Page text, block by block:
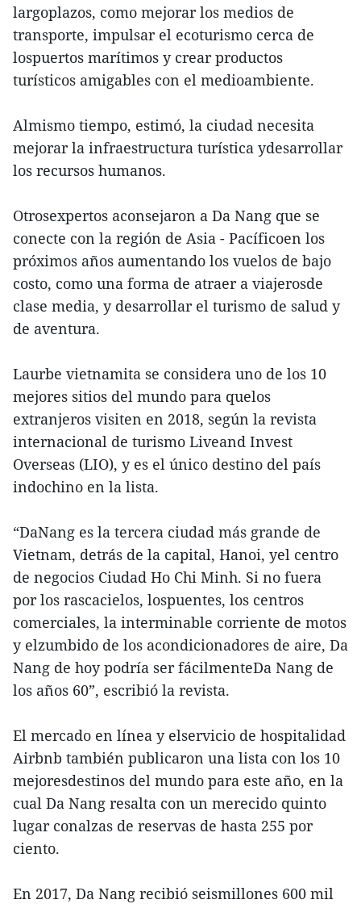
largoplazos, como mejorar los medios de
transporte, impulsar el ecoturismo cerca de
lospuertos marítimos y crear productos
turísticos amigables con el medioambiente.
Almismo tiempo, estimó, la ciudad necesita
mejorar la infraestructura turística ydesarrollar
los recursos humanos.
Otrosexpertos aconsejaron a Da Nang que se
conecte con la región de Asia - Pacíficoen los
próximos años aumentando los vuelos de bajo
costo, como una forma de atraer a viajerosde
clase media, y desarrollar el turismo de salud y
de aventura.
Laurbe vietnamita se considera uno de los 10
mejores sitios del mundo para quelos
extranjeros visiten en 2018, según la revista
internacional de turismo Liveand Invest
Overseas (LIO), y es el único destino del país
indochino en la lista.
“DaNang es la tercera ciudad más grande de
Vietnam, detrás de la capital, Hanoi, yel centro
de negocios Ciudad Ho Chi Minh. Si no fuera
por los rascacielos, lospuentes, los centros
comerciales, la interminable corriente de motos
y elzumbido de los acondicionadores de aire, Da
Nang de hoy podría ser fácilmenteDa Nang de
los años 60”, escribió la revista.
El mercado en línea y elservicio de hospitalidad
Airbnb también publicaron una lista con los 10
mejoresdestinos del mundo para este año, en la
cual Da Nang resalta con un merecido quinto
lugar conalzas de reservas de hasta 255 por
ciento.
En 2017, Da Nang recibió seismillones 600 mil